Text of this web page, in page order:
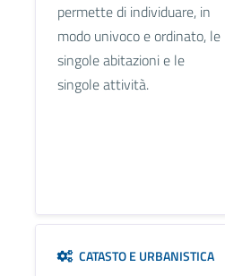
permette di individuare, in
modo univoco e ordinato, le
singole abitazioni e le
singole attività.
CATASTO E URBANISTICA